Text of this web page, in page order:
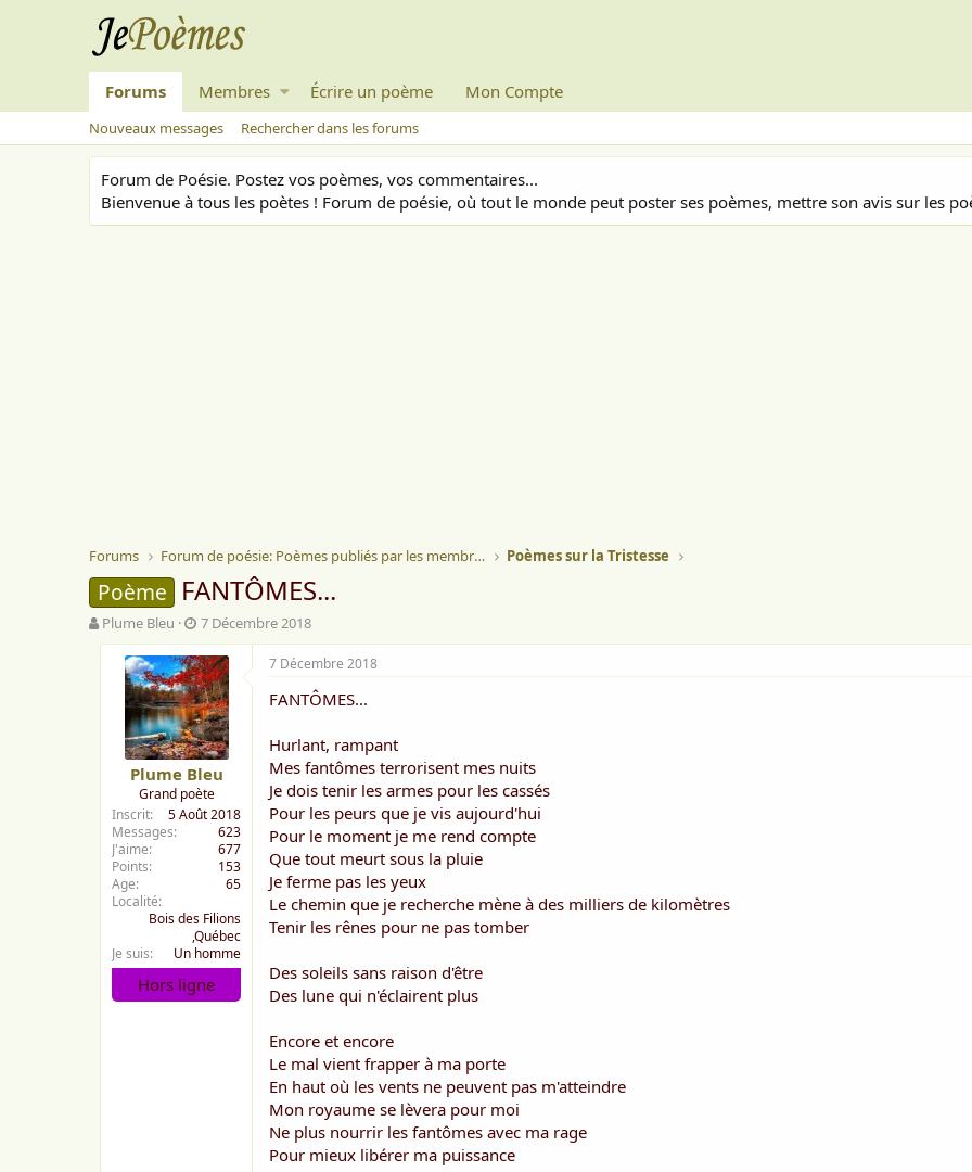
Forums Membres Écrire un poème Mon Compte
Nouveaux messages Rechercher dans les forums
Forum de Poésie. Postez vos poèmes, vos commentaires...
Bienvenue à tous les poètes ! Forum de poésie, où tout le monde peut poster ses poèmes, mettre son avis sur les
Forums Forum de poésie: Poèmes publiés par les membres Poèmes sur la Tristesse
Poème FANTÔMES...
A
u
Plume Bleu
D
a
t
e
d
e
d
é
b
u
t
7 Décembre 2018
Plume Bleu
Grand poète
Inscrit
5 Août 2018
Messages
623
J'aime
677
Points
153
Age
65
Localité
Bois des Filions
,Québec
Je suis
Un homme
Hors ligne
7 Décembre 2018
FANTÔMES...
Hurlant, rampant
Mes fantômes terrorisent mes nuits
Je dois tenir les armes pour les cassés
Pour les peurs que je vis aujourd'hui
Pour le moment je me rend compte
Que tout meurt sous la pluie
Je ferme pas les yeux
Le chemin que je recherche mène à des milliers de kilomètres
Tenir les rênes pour ne pas tomber
Des soleils sans raison d'être
Des lune qui n'éclairent plus
Encore et encore
Le mal vient frapper à ma porte
En haut où les vents ne peuvent pas m'atteindre
Mon royaume se lèvera pour moi
Ne plus nourrir les fantômes avec ma rage
Pour mieux libérer ma puissance